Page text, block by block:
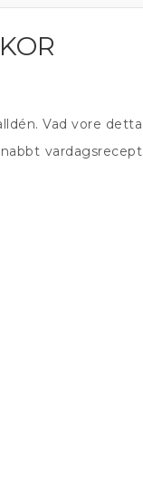
Vad vore detta
vardagsrecept